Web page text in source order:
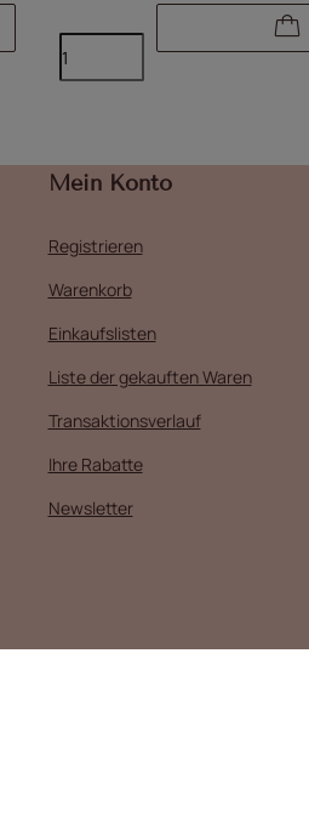
Mein Konto
Registrieren
Warenkorb
Einkaufslisten
Liste der gekauften Waren
Transaktionsverlauf
Ihre Rabatte
Newsletter